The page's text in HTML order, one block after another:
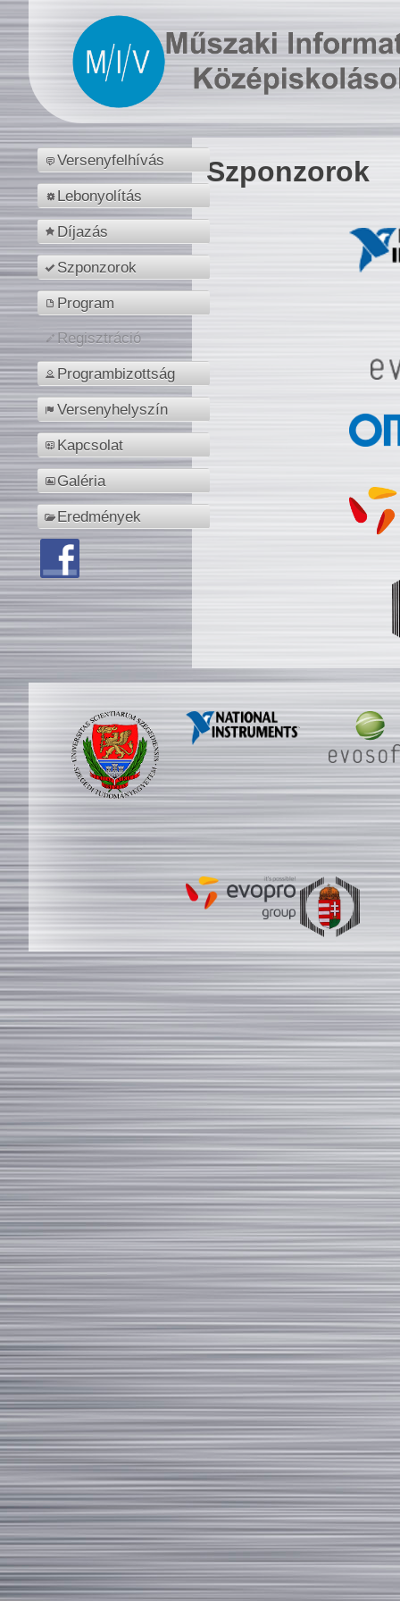
Versenyfelhívás
Lebonyolítás
Díjazás
Szponzorok
Program
Regisztráció
Programbizottság
Versenyhelyszín
Kapcsolat
Galéria
Eredmények
Szponzorok